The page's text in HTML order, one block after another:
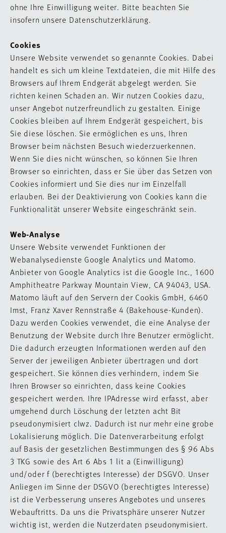
ohne Ihre Einwilligung weiter. Bitte beachten Sie
insofern unsere Datenschutzerklärung.
Cookies
Unsere Website verwendet so genannte Cookies. Dabei
handelt es sich um kleine Textdateien, die mit Hilfe des
Browsers auf Ihrem Endgerät abgelegt werden. Sie
richten keinen Schaden an. Wir nutzen Cookies dazu,
unser Angebot nutzerfreundlich zu gestalten. Einige
Cookies bleiben auf Ihrem Endgerät gespeichert, bis
Sie diese löschen. Sie ermöglichen es uns, Ihren
Browser beim nächsten Besuch wiederzuerkennen.
Wenn Sie dies nicht wünschen, so können Sie Ihren
Browser so einrichten, dass er Sie über das Setzen von
Cookies informiert und Sie dies nur im Einzelfall
erlauben. Bei der Deaktivierung von Cookies kann die
Funktionalität unserer Website eingeschränkt sein.
Web-Analyse
Unsere Website verwendet Funktionen der
Webanalysedienste Google Analytics und Matomo.
Anbieter von Google Analytics ist die Google Inc., 1600
Amphitheatre Parkway Mountain View, CA 94043, USA.
Matomo läuft auf den Servern der Cookis GmbH, 6460
Imst, Franz Xaver Rennstraße 4 (Bakehouse-Kunden).
Dazu werden Cookies verwendet, die eine Analyse der
Benutzung der Website durch Ihre Benutzer ermöglicht.
Die dadurch erzeugten Informationen werden auf den
Server der jeweiligen Anbieter übertragen und dort
gespeichert. Sie können dies verhindern, indem Sie
Ihren Browser so einrichten, dass keine Cookies
gespeichert werden. Ihre IPAdresse wird erfasst, aber
umgehend durch Löschung der letzten acht Bit
pseudonymisiert clwz. Dadurch ist nur mehr eine grobe
Lokalisierung möglich. Die Datenverarbeitung erfolgt
auf Basis der gesetzlichen Bestimmungen des § 96 Abs
3 TKG sowie des Art 6 Abs 1 lit a (Einwilligung)
und/oder f (berechtigtes Interesse) der DSGVO. Unser
Anliegen im Sinne der DSGVO (berechtigtes Interesse)
ist die Verbesserung unseres Angebotes und unseres
Webauftritts. Da uns die Privatsphäre unserer Nutzer
wichtig ist, werden die Nutzerdaten pseudonymisiert.